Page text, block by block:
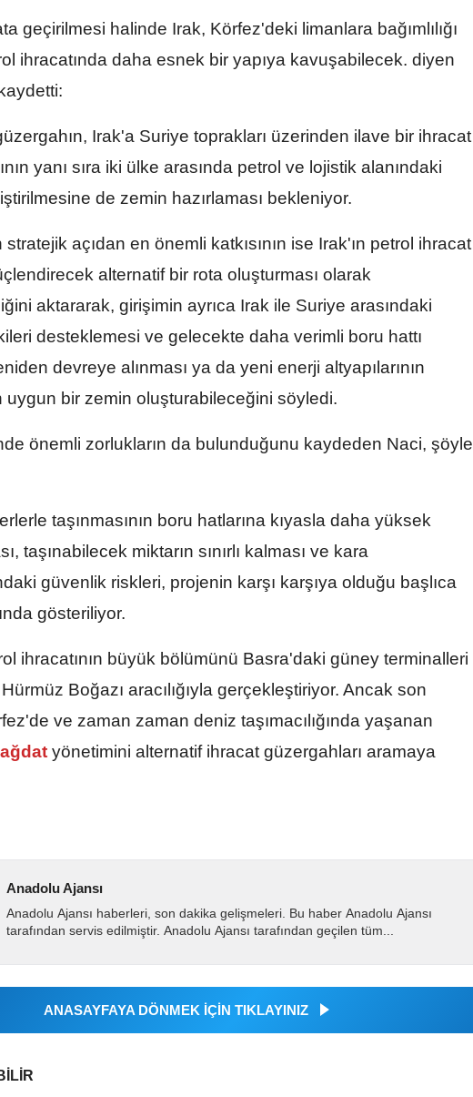
geçirilmesi halinde Irak, Körfez'deki limanlara bağımlılığı
ihracatında daha esnek bir yapıya kavuşabilecek. diyen
Irak'a Suriye toprakları üzerinden ilave bir ihracat
yanı sıra iki ülke arasında petrol ve lojistik alanındaki
de zemin hazırlaması bekleniyor.
açıdan en önemli katkısının ise Irak'ın petrol ihracat
alternatif bir rota oluşturması olarak
aktararak, girişimin ayrıca Irak ile Suriye arasındaki
desteklemesi ve gelecekte daha verimli boru hattı
devreye alınması ya da yeni enerji altyapılarının
uygun bir zemin oluşturabileceğini söyledi.
önemli zorlukların da bulunduğunu kaydeden Naci, şöyle
taşınmasının boru hatlarına kıyasla daha yüksek
taşınabilecek miktarın sınırlı kalması ve kara
güvenlik riskleri, projenin karşı karşıya olduğu başlıca
gösteriliyor.
ihracatının büyük bölümünü Basra'daki güney terminalleri
Boğazı aracılığıyla gerçekleştiriyor. Ancak son
ve zaman zaman deniz taşımacılığında yaşanan
yönetimini alternatif ihracat güzergahları aramaya
Anadolu Ajansı
Anadolu Ajansı haberleri, son dakika gelişmeleri. Bu haber Anadolu Ajansı
tarafından servis edilmiştir. Anadolu Ajansı tarafından geçilen tüm...
ANASAYFAYA DÖNMEK İÇİN TIKLAYINIZ